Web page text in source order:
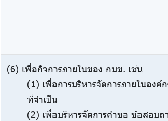
(6) เพื่อกิจการภายในของ กบข. เช่น
(1) เพื่อการบริหารจัดการภายในองค์
ที่จำเป็น
(2) เพื่อบริหารจัดการคำขอ ข้อสอบ